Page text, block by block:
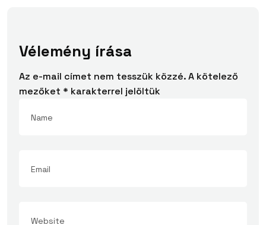
Vélemény írása
Az e-mail címet nem tesszük közzé.A kötelező
mezőket * karakterrel jelöltük